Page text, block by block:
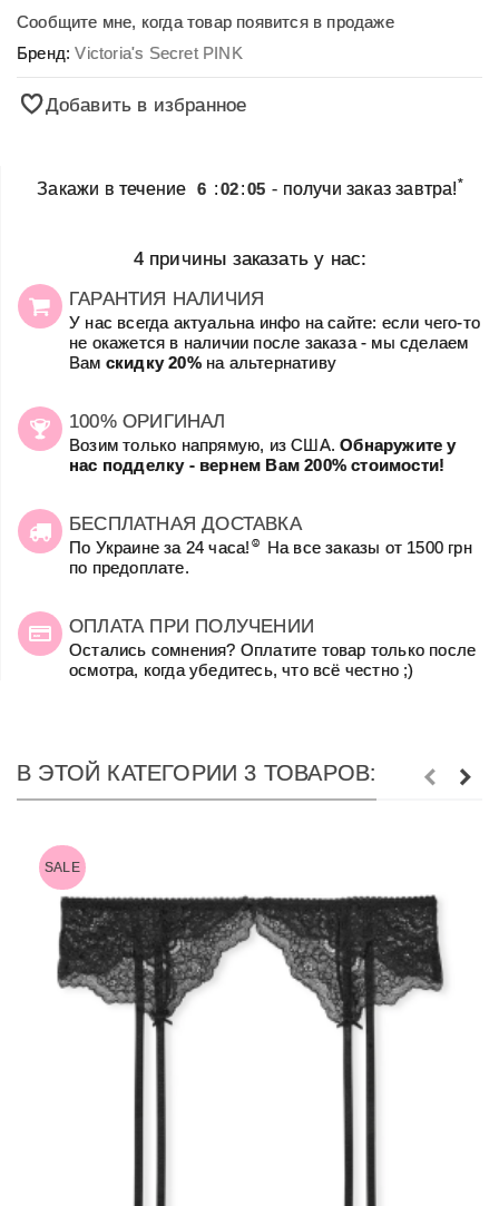
Сообщите мне, когда товар появится в продаже
Бренд:Victoria's Secret PINK
Добавить в избранное
Закажи в течение 6 :02:05 - получи заказ завтра!*
4 причины заказать у нас:
ГАРАНТИЯ НАЛИЧИЯ
У нас всегда актуальна инфо на сайте: если чего-то
не окажется в наличии после заказа - мы сделаем
Вам скидку 20%на альтернативу
100% ОРИГИНАЛ
Возим только напрямую, из США.Обнаружите у
нас подделку - вернем Вам 200% стоимости!
БЕСПЛАТНАЯ ДОСТАВКА
По Украине за 24 часа! ☺
На все заказы от 1500 грн
по предоплате.
ОПЛАТА ПРИ ПОЛУЧЕНИИ
Остались сомнения? Оплатите товар только после
осмотра, когда убедитесь, что всё честно ;)
В ЭТОЙ КАТЕГОРИИ 3 ТОВАРОВ:
SALE